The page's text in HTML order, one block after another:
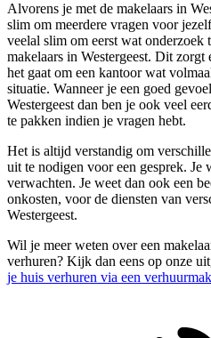
Alvorens je met de makelaars in
slim om meerdere vragen voor
veelal slim om eerst wat onderzoek
makelaars in Westergeest. Dit
het gaat om een kantoor wat
situatie. Wanneer je een goed
Westergeest dan ben je ook veel
te pakken indien je vragen hebt.
Het is altijd verstandig om
uit te nodigen voor een gesprek. Je
verwachten. Je weet dan ook een
onkosten, voor de diensten van
Westergeest.
Wil je meer weten over een
verhuren? Kijk dan eens op onze
je huis verhuren via een